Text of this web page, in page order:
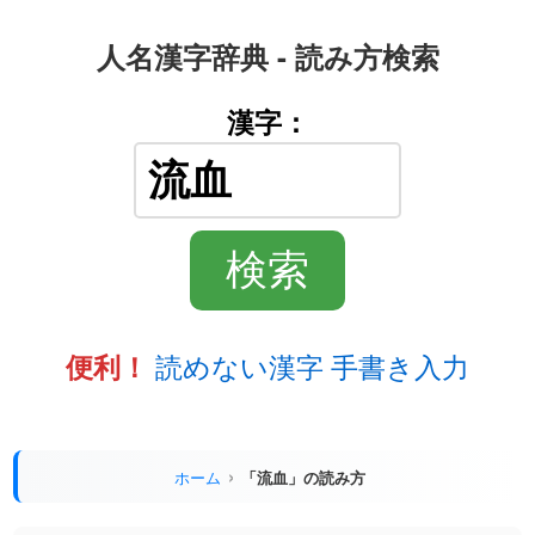
人名漢字辞典 - 読み方検索
漢字：
便利！ 読めない漢字 手書き入力
ホーム 「流血」の読み方